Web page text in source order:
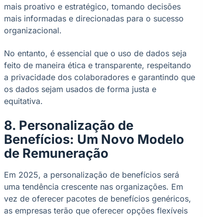
mais proativo e estratégico, tomando decisões
mais informadas e direcionadas para o sucesso
organizacional.
No entanto, é essencial que o uso de dados seja
feito de maneira ética e transparente, respeitando
a privacidade dos colaboradores e garantindo que
os dados sejam usados de forma justa e
equitativa.
8. Personalização de
Benefícios: Um Novo Modelo
de Remuneração
Em 2025, a personalização de benefícios será
uma tendência crescente nas organizações. Em
vez de oferecer pacotes de benefícios genéricos,
as empresas terão que oferecer opções flexíveis